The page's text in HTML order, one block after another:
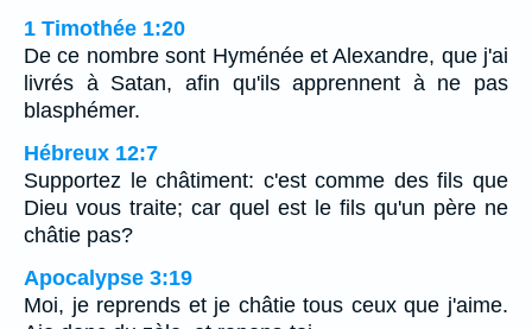
1 Timothée 1:20
De ce nombre sont Hyménée et Alexandre, que j'ai
livrés à Satan, afin qu'ils apprennent à ne pas
blasphémer.
Hébreux 12:7
Supportez le châtiment: c'est comme des fils que
Dieu vous traite; car quel est le fils qu'un père ne
châtie pas?
Apocalypse 3:19
Moi, je reprends et je châtie tous ceux que j'aime.